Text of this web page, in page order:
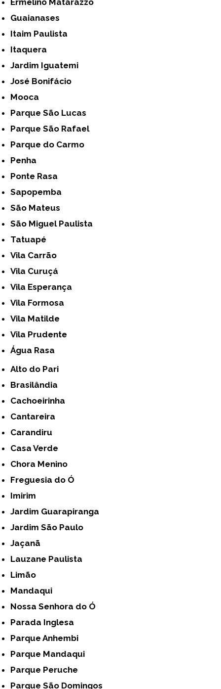
Guaianases
Itaim Paulista
Itaquera
Jardim Iguatemi
José Bonifácio
Mooca
Parque São Lucas
Parque São Rafael
Parque do Carmo
Penha
Ponte Rasa
Sapopemba
São Mateus
São Miguel Paulista
Tatuapé
Vila Carrão
Vila Curuçá
Vila Esperança
Vila Formosa
Vila Matilde
Vila Prudente
Água Rasa
Alto do Pari
Brasilândia
Cachoeirinha
Cantareira
Carandiru
Casa Verde
Chora Menino
Freguesia do Ó
Imirim
Jardim Guarapiranga
Jardim São Paulo
Jaçanã
Lauzane Paulista
Limão
Mandaqui
Nossa Senhora do Ó
Parada Inglesa
Parque Anhembi
Parque Mandaqui
Parque Peruche
Parque São Domingos